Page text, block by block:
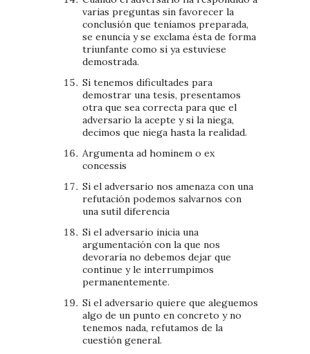
varias preguntas sin favorecer la
conclusión que teníamos preparada,
se enuncia y se exclama ésta de forma
triunfante como si ya estuviese
demostrada.
Si tenemos dificultades para
demostrar una tesis, presentamos
otra que sea correcta para que el
adversario la acepte y si la niega,
decimos que niega hasta la realidad.
Argumenta ad hominem o ex
concessis
Si el adversario nos amenaza con una
refutación podemos salvarnos con
una sutil diferencia
Si el adversario inicia una
argumentación con la que nos
devoraría no debemos dejar que
continue y le interrumpimos
permanentemente.
Si el adversario quiere que aleguemos
algo de un punto en concreto y no
tenemos nada, refutamos de la
cuestión general.